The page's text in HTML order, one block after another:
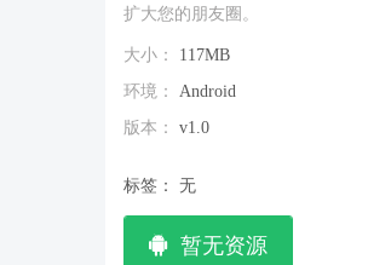
扩大您的朋友圈。
大小： 117MB
环境：
Android
版本：
v1.0
标签： 无
暂无资源